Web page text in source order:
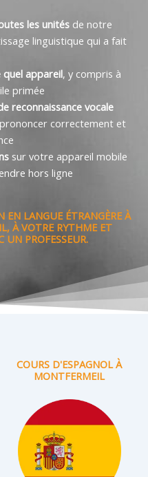
les unitésde notre
linguistique qui a fait
quel appareil, y compris à
primée
reconnaissance vocale
correctement et
sur votre appareil mobile
hors ligne
LANGUE ÉTRANGÈRE À
À VOTRE RYTHME ET
UN PROFESSEUR.
COURS D'ESPAGNOL À
MONTFERMEIL